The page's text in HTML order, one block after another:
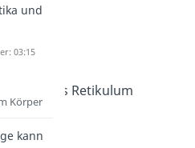
Retikulum
und
03:15
Körper
kann